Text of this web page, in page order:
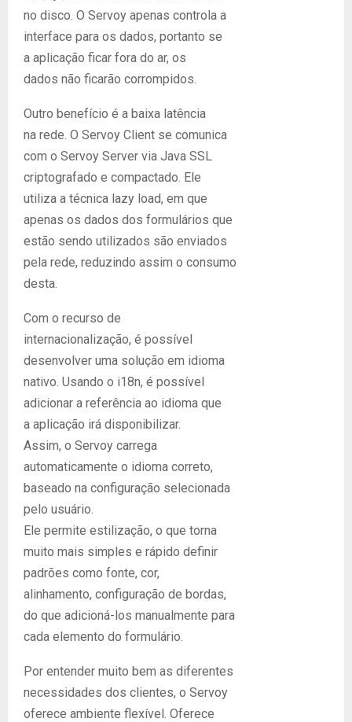
no disco. O Servoy apenas controla a
interface para os dados, portanto se
a aplicação ficar fora do ar, os
dados não ficarão corrompidos.
Outro benefício é a baixa latência
na rede. O Servoy Client se comunica
com o Servoy Server via Java SSL
criptografado e compactado. Ele
utiliza a técnica lazy load, em que
apenas os dados dos formulários que
estão sendo utilizados são enviados
pela rede, reduzindo assim o consumo
desta.
Com o recurso de
internacionalização, é possível
desenvolver uma solução em idioma
nativo. Usando o i18n, é possível
adicionar a referência ao idioma que
a aplicação irá disponibilizar.
Assim, o Servoy carrega
automaticamente o idioma correto,
baseado na configuração selecionada
pelo usuário.
Ele permite estilização, o que torna
muito mais simples e rápido definir
padrões como fonte, cor,
alinhamento, configuração de bordas,
do que adicioná-los manualmente para
cada elemento do formulário.
Por entender muito bem as diferentes
necessidades dos clientes, o Servoy
oferece ambiente flexível. Oferece